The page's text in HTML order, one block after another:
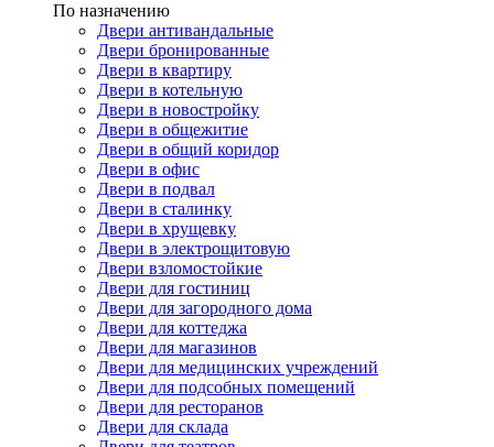
По назначению
Двери антивандальные
Двери бронированные
Двери в квартиру
Двери в котельную
Двери в новостройку
Двери в общежитие
Двери в общий коридор
Двери в офис
Двери в подвал
Двери в сталинку
Двери в хрущевку
Двери в электрощитовую
Двери взломостойкие
Двери для гостиниц
Двери для загородного дома
Двери для коттеджа
Двери для магазинов
Двери для медицинских учреждений
Двери для подсобных помещений
Двери для ресторанов
Двери для склада